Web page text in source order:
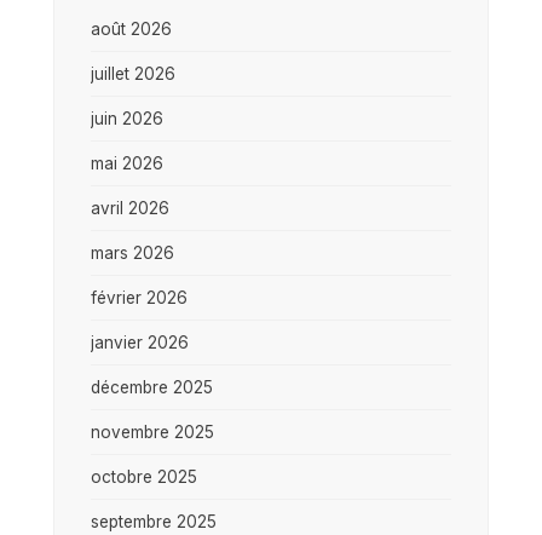
août 2026
juillet 2026
juin 2026
mai 2026
avril 2026
mars 2026
février 2026
janvier 2026
décembre 2025
novembre 2025
octobre 2025
septembre 2025